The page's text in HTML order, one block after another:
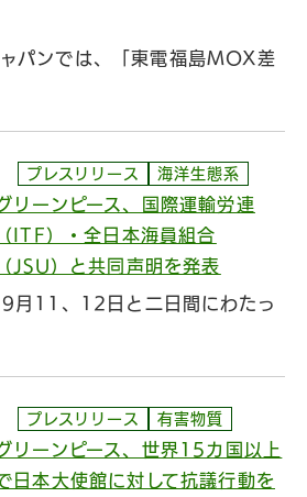
パンでは、「東電福島MOX差
プレスリリース 海洋生態系
リーンピース、国際運輸労連
（ITF）・全日本海員組合
（JSU）と共同声明を発表
9月11、12日と二日間にわたっ
プレスリリース 有害物質
リーンピース、世界15カ国以上
日本大使館に対して抗議行動を